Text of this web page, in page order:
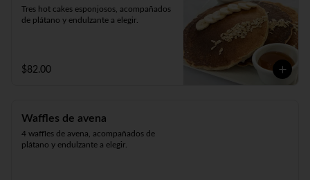
Tres hot cakes esponjosos, acompañados
de plátano y endulzante a elegir.
$82.00
Waffles de avena
4 waffles de avena, acompañados de
plátano y endulzante a elegir.